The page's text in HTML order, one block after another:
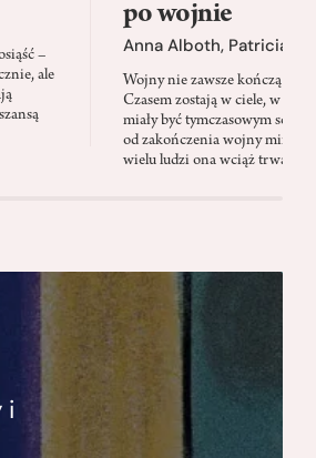
–
ale
po wojnie
Anna Alboth, Patricia
Wojny nie zawsze kończą się
Czasem zostają w ciele, w
miały być tymczasowym
od zakończenia wojny minęły
wielu ludzi ona wciąż trwa
i